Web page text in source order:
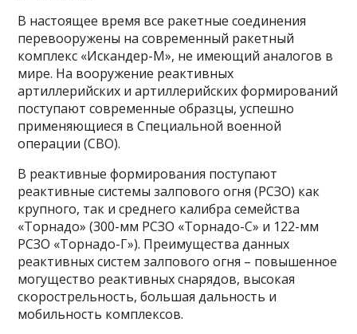
В настоящее время все ракетные соединения
перевооружены на современный ракетный
комплекс «Искандер-М», не имеющий аналогов в
мире. На вооружение реактивных
артиллерийских и артиллерийских формирований
поступают современные образцы, успешно
применяющиеся в Специальной военной
операции (СВО).
В реактивные формирования поступают
реактивные системы залпового огня (РСЗО) как
крупного, так и среднего калибра семейства
«Торнадо» (300-мм РСЗО «Торнадо-С» и 122-мм
РСЗО «Торнадо-Г»). Преимущества данных
реактивных систем залпового огня – повышенное
могущество реактивных снарядов, высокая
скорострельность, большая дальность и
мобильность комплексов.